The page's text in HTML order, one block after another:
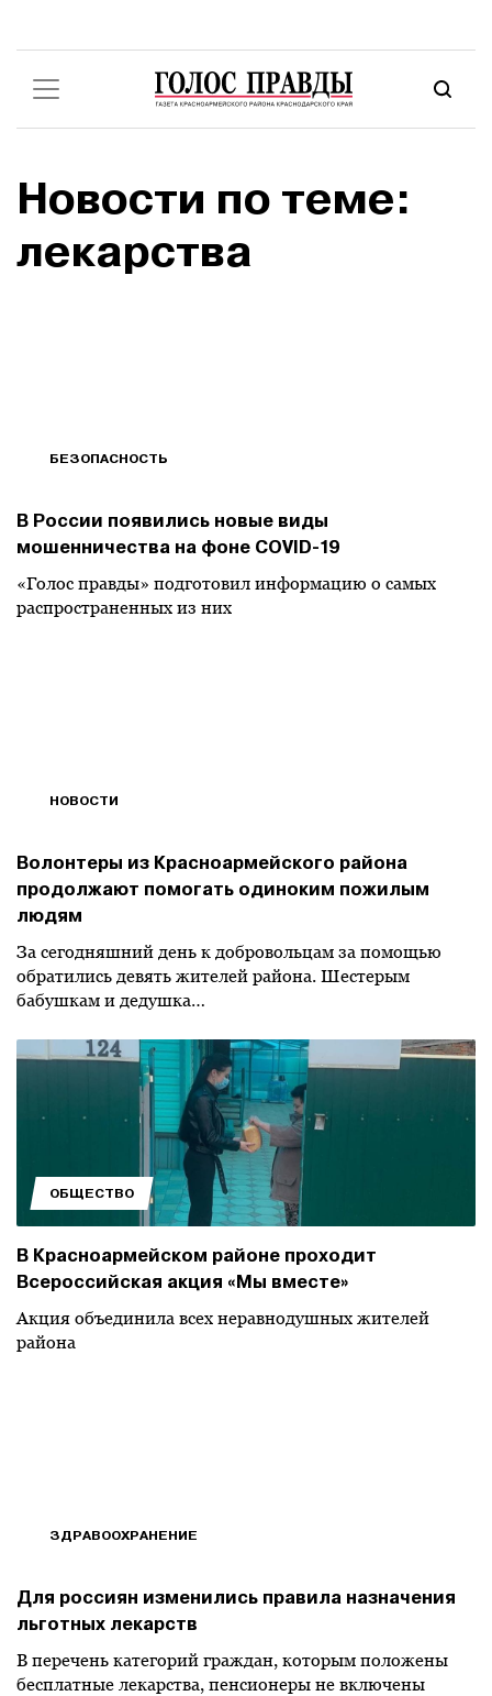
Новости по теме:
лекарства
БЕЗОПАСНОСТЬ
В России появились новые виды
мошенничества на фоне COVID-19
«Голос правды» подготовил информацию о самых
распространенных из них
НОВОСТИ
Волонтеры из Красноармейского района
продолжают помогать одиноким пожилым
людям
За сегодняшний день к добровольцам за помощью
обратились девять жителей района. Шестерым
бабушкам и дедушка…
ОБЩЕСТВО
В Красноармейском районе проходит
Всероссийская акция «Мы вместе»
Акция объединила всех неравнодушных жителей
района
ЗДРАВООХРАНЕНИЕ
Для россиян изменились правила назначения
льготных лекарств
В перечень категорий граждан, которым положены
бесплатные лекарства, пенсионеры не включены